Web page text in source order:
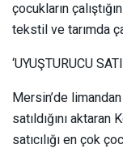
çocukların
tekstil ve tarımda
‘UYUŞTURUCU
Mersin’de
satıldığını
satıcılığı en çok